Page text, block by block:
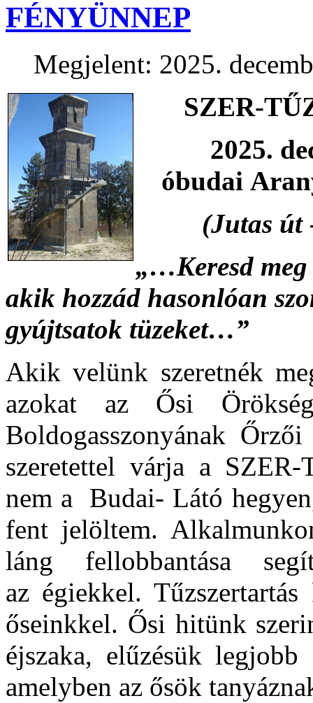
FÉNYÜNNEP
Megjelent: 2025.
SZER-
2025.
óbudai
(Jutas út
„…Keresd meg
akik hozzád hasonlóan
gyújtsatok tüzeket…”
Akik velünk szeretnék
azokat az Ősi
Boldogasszonyának
szeretettel várja a SZER-
nem a Budai- Látó
fent jelöltem.
láng fellobbantása
az égiekkel.
őseinkkel. Ősi hitünk
éjszaka, elűzésük legjobb
amelyben az ősök